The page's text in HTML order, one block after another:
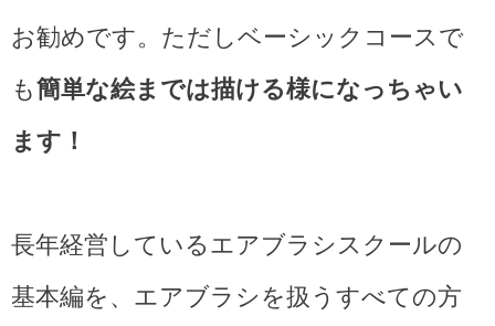
お勧めです。ただしベーシックコースで
も簡単な絵までは描ける様になっちゃい
ます！
長年経営しているエアブラシスクールの
基本編を、エアブラシを扱うすべての方